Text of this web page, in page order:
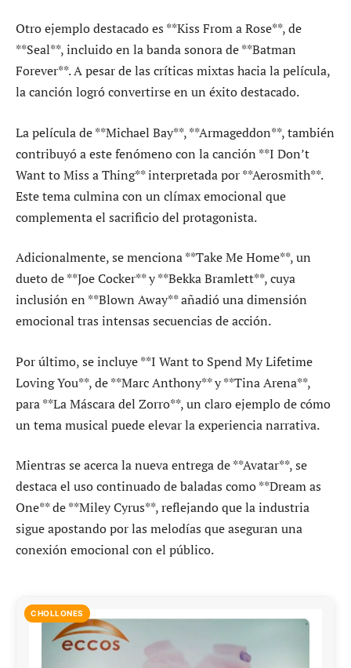
Otro ejemplo destacado es **Kiss From a Rose**, de
**Seal**, incluido en la banda sonora de **Batman
Forever**. A pesar de las críticas mixtas hacia la película,
la canción logró convertirse en un éxito destacado.
La película de **Michael Bay**, **Armageddon**, también
contribuyó a este fenómeno con la canción **I Don’t
Want to Miss a Thing** interpretada por **Aerosmith**.
Este tema culmina con un clímax emocional que
complementa el sacrificio del protagonista.
Adicionalmente, se menciona **Take Me Home**, un
dueto de **Joe Cocker** y **Bekka Bramlett**, cuya
inclusión en **Blown Away** añadió una dimensión
emocional tras intensas secuencias de acción.
Por último, se incluye **I Want to Spend My Lifetime
Loving You**, de **Marc Anthony** y **Tina Arena**,
para **La Máscara del Zorro**, un claro ejemplo de cómo
un tema musical puede elevar la experiencia narrativa.
Mientras se acerca la nueva entrega de **Avatar**, se
destaca el uso continuado de baladas como **Dream as
One** de **Miley Cyrus**, reflejando que la industria
sigue apostando por las melodías que aseguran una
conexión emocional con el público.
CHOLLONES